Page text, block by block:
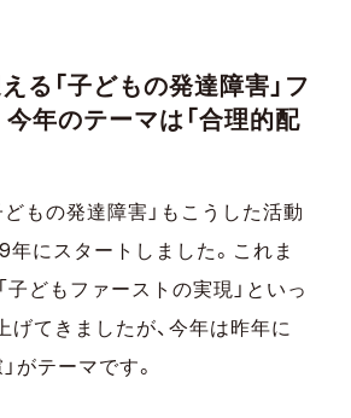
る「子どもの発達障害」フ
今年のテーマは「合理的配
もの発達障害」もこうした活動
年にスタートしました。これま
子どもファーストの実現」といっ
げてきましたが、今年は昨年に
がテーマです。